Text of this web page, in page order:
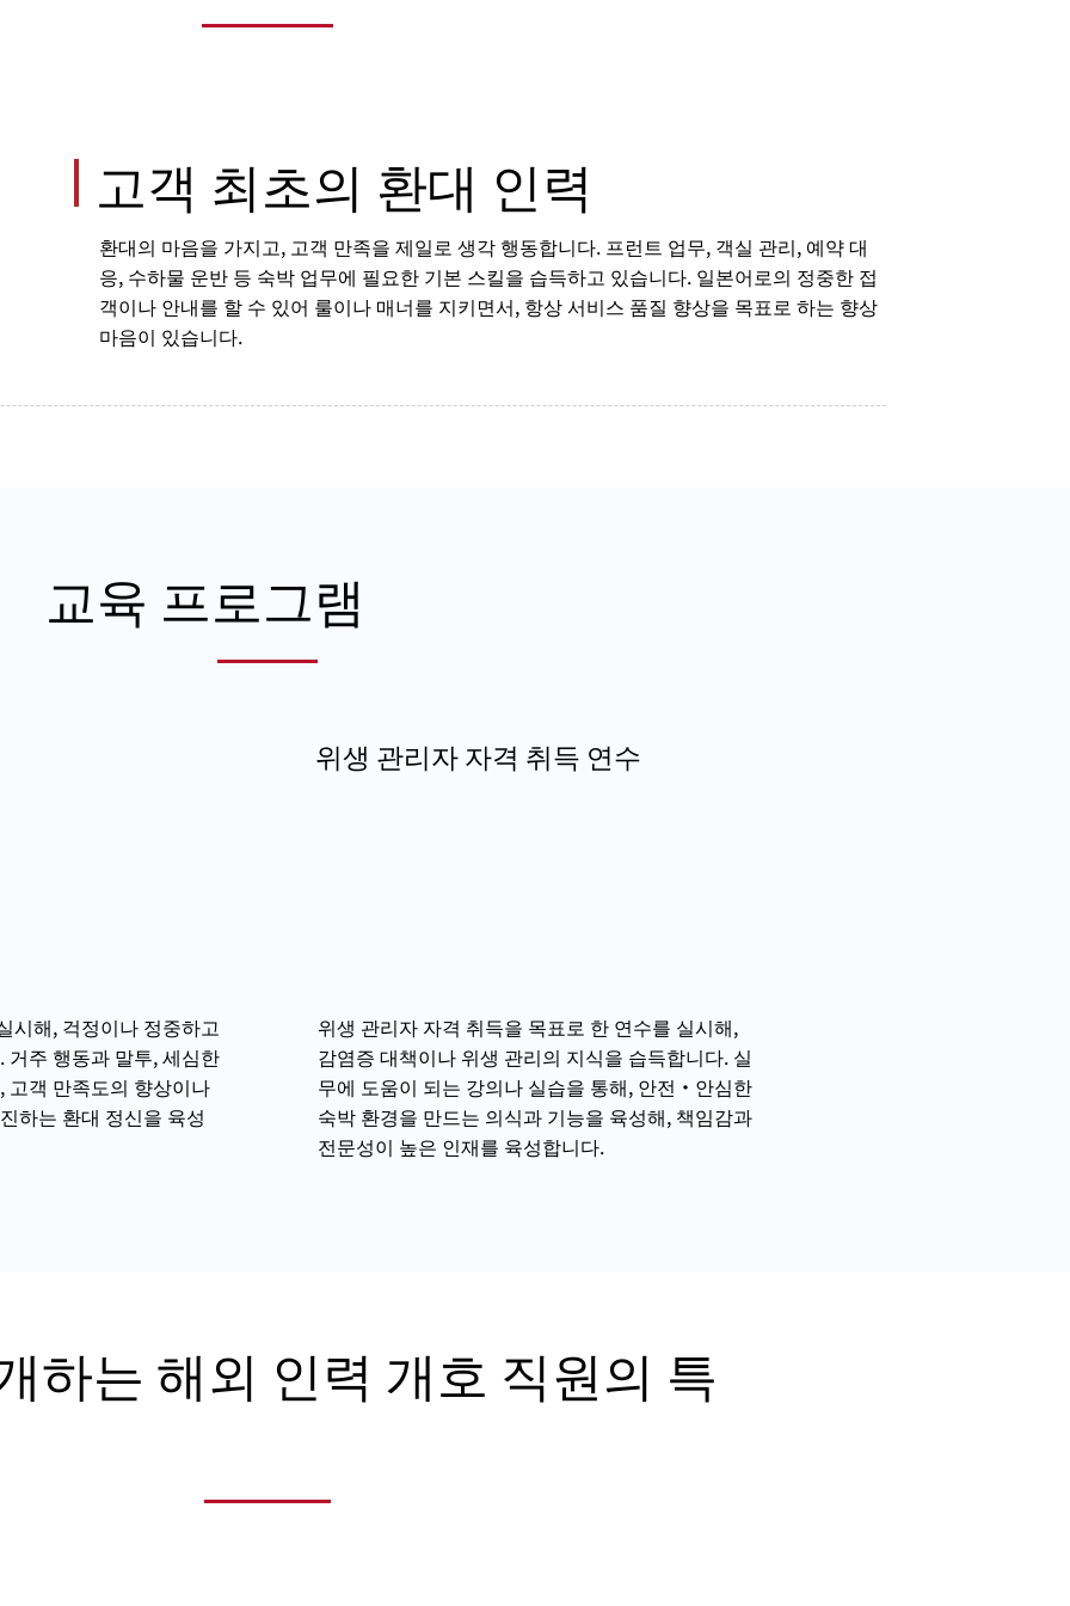
고객 최초의 환대 인력
환대의 마음을 가지고, 고객 만족을 제일로 생각 행동합니다. 프런트 업무, 객실 관리, 예약 대
응, 수하물 운반 등 숙박 업무에 필요한 기본 스킬을 습득하고 있습니다. 일본어로의 정중한 접
객이나 안내를 할 수 있어 룰이나 매너를 지키면서, 항상 서비스 품질 향상을 목표로 하는 향상
마음이 있습니다.
교육 프로그램
시해, 걱정이나 정중하고
주 행동과 말투, 세심한
객 만족도의 향상이나
하는 환대 정신을 육성
위생 관리자 자격 취득 연수
위생 관리자 자격 취득을 목표로 한 연수를 실시해,
감염증 대책이나 위생 관리의 지식을 습득합니다. 실
무에 도움이 되는 강의나 실습을 통해, 안전・안심한
숙박 환경을 만드는 의식과 기능을 육성해, 책임감과
전문성이 높은 인재를 육성합니다.
하는 해외 인력 개호 직원의 특